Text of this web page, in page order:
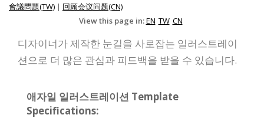
會議問題(TW) | 回顾会议问题(CN)
View this page in:EN TW CN
디자이너가 제작한 눈길을 사로잡는 일러스트레이
션으로 더 많은 관심과 피드백을 받을 수 있습니다.
애자일 일러스트레이션 Template
Specifications: